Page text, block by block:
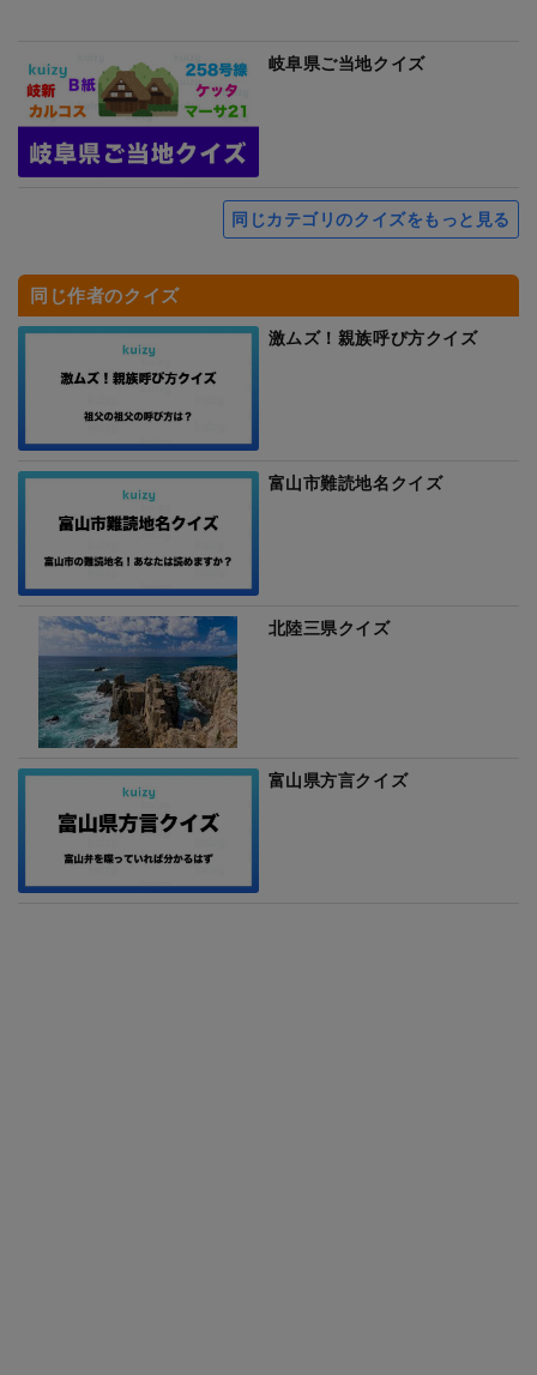
岐阜県ご当地クイズ
同じカテゴリのクイズをもっと見る
同じ作者のクイズ
激ムズ！親族呼び方クイズ
富山市難読地名クイズ
北陸三県クイズ
富山県方言クイズ